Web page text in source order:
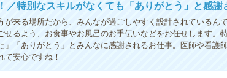
／特別なスキルがなくても「ありがとう」と感謝
が来る場所だから、みんなが過ごしやすく設計されているん
せるよう、お食事やお風呂のお手伝いなどをお任せします。
」「ありがとう」とみんなに感謝されるお仕事。医師や看護
て安心ですね！